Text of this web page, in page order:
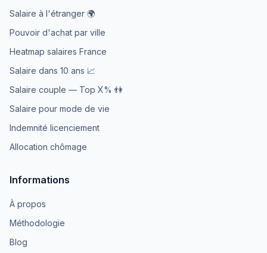
Salaire à l'étranger 🌍
Pouvoir d'achat par ville
Heatmap salaires France
Salaire dans 10 ans 📈
Salaire couple — Top X% 👫
Salaire pour mode de vie
Indemnité licenciement
Allocation chômage
Informations
À propos
Méthodologie
Blog